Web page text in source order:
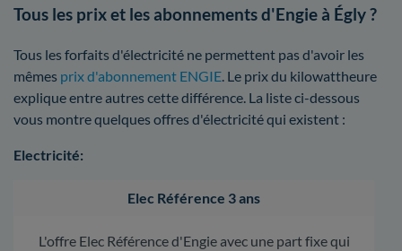
Tous les prix et les abonnements d'Engie à Égly ?
Tous les forfaits d'électricité ne permettent pas d'avoir les
mêmes prix d'abonnement ENGIE. Le prix du kilowattheure
explique entre autres cette différence. La liste ci-dessous
vous montre quelques offres d'électricité qui existent :
Electricité:
Elec Référence 3 ans
L'offre Elec Référence d'Engie avec une part fixe qui